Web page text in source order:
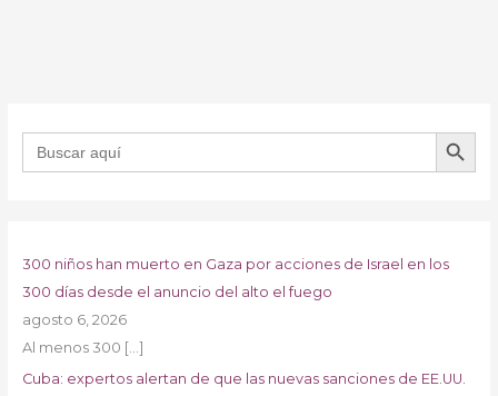
Buscar: BOTÓN DE
300 niños han muerto en Gaza por acciones de Israel en los
300 días desde el anuncio del alto el fuego
agosto 6, 2026
Al menos 300 […]
Cuba: expertos alertan de que las nuevas sanciones de EE.UU.